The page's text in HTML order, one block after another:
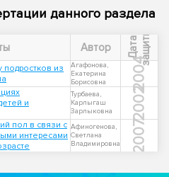
данного раздела
Автор Д
а
т
а
з
а
щ
и
ты
из
Агафонова,
Екатерина
Борисовна
2004
и
Турбаева,
Карлыгаш
Зарлыковна
2002
пол в связи с
интересами
Афиногенова,
Светлана
Владимировна
2007